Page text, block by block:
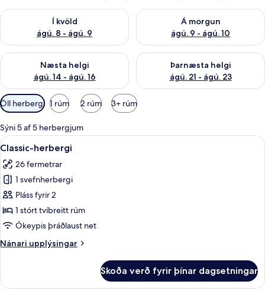
Í kvöld
ágú. 8 - ágú. 9
Athuga framboð í kvöld ágú. 8 - ágú. 9
Á morgun
ágú. 9 - ágú. 10
Athuga framboð á morgun
Næsta helgi
ágú. 14 - ágú. 16
Athuga framboð næstu helgi ágú. 14 - ágú. 16
Þarnæsta helgi
ágú. 21 - ágú. 23
Athuga framboð þarnæstu
Síur
í
boði
fyrir
herbergi
Öll herbergi 1 rúm 2 rúm 3+ rúm
Sýni 5 af 5 herbergjum
Skoða
allar
myndir
fyrir
Classic-
herbergi
Rúmföt af bestu gerð, öryggishólf í
8
Classic-herbergi
26 fermetrar
1 svefnherbergi
Pláss fyrir 2
1 stórt tvíbreitt rúm
Ókeypis þráðlaust net
Nánari upplýsingar
Nánari
herbergi
Skoða verð fyrir þínar dagsetningar